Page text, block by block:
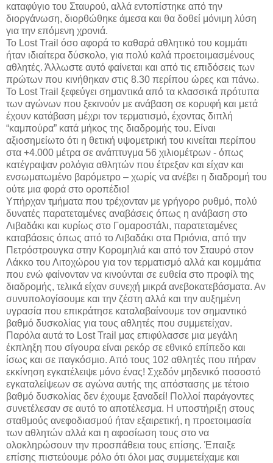
καταφύγιο του Σταυρού, αλλά εντοπίστηκε από την
διοργάνωση, διορθώθηκε άμεσα και θα δοθεί μόνιμη λύση
για την επόμενη χρονιά.
Το Lost Trail όσο αφορά το καθαρά αθλητικό του κομμάτι
ήταν ιδιαίτερα δύσκολο, για πολύ καλά προετοιμασμένους
αθλητές. Άλλωστε αυτό φαίνεται και από τις επιδόσεις των
πρώτων που κινήθηκαν στις 8.30 περίπου ώρες και πάνω.
Το Lost Trail ξεφεύγει σημαντικά από τα κλασσικά πρότυπα
των αγώνων που ξεκινούν με ανάβαση σε κορυφή και μετά
έχουν κατάβαση μέχρι τον τερματισμό, έχοντας διπλή
“καμπούρα” κατά μήκος της διαδρομής του. Είναι
αξιοσημείωτο ότι η θετική υψομετρική του κινείται περίπου
στα +4.000 μέτρα σε ανάπτυγμα 56 χιλιομέτρων - όπως
κατέγραψαν ρολόγια αθλητών που έτρεξαν και είχαν και
ενσωματωμένο βαρόμετρο – χωρίς να ανέβει η διαδρομή του
ούτε μια φορά στο οροπέδιο!
Υπήρχαν τμήματα που τρέχονταν με γρήγορο ρυθμό, πολύ
δυνατές παρατεταμένες αναβάσεις όπως η ανάβαση στο
Λιβαδάκι και κυρίως στο Γομαροστάλι, παρατεταμένες
καταβάσεις όπως από το Λιβαδάκι στα Πριόνια, από την
Πετρόστρουγκα στην Κορομηλιά και από τον Σταυρό στον
Λάκκο του Λιτοχώρου για τον τερματισμό αλλά και κομμάτια
που ενώ φαίνονταν να κινούνται σε ευθεία στο προφίλ της
διαδρομής, τελικά είχαν συνεχή μικρά ανεβοκατεβάσματα. Αν
συνυπολογίσουμε και την ζέστη αλλά και την αυξημένη
υγρασία που επικράτησε καταλαβαίνουμε τον σημαντικό
βαθμό δυσκολίας για τους αθλητές που συμμετείχαν.
Παρόλα αυτά το Lost Trail μας επιφύλασσε μια μεγάλη
έκπληξη που σίγουρα είναι ρεκόρ σε εθνικό επίπεδο και
ίσως και σε παγκόσμιο. Από τους 102 αθλητές που πήραν
εκκίνηση εγκατέλειψε μόνο ένας! Σχεδόν μηδενικό ποσοστό
εγκαταλείψεων σε αγώνα αυτής της απόστασης με τέτοιο
βαθμό δυσκολίας δεν έχουμε ξαναδεί! Πολλοί παράγοντες
συνετέλεσαν σε αυτό το αποτέλεσμα. Η υποστήριξη στους
σταθμούς ανεφοδιασμού ήταν εξαιρετική, η προετοιμασία
των αθλητών αλλά και η αφοσίωση τους στο να
ολοκληρώσουν την προσπάθεια τους επίσης. Έπαιξε
επίσης πιστεύουμε ρόλο ότι όλοι μας συμμετείχαμε και